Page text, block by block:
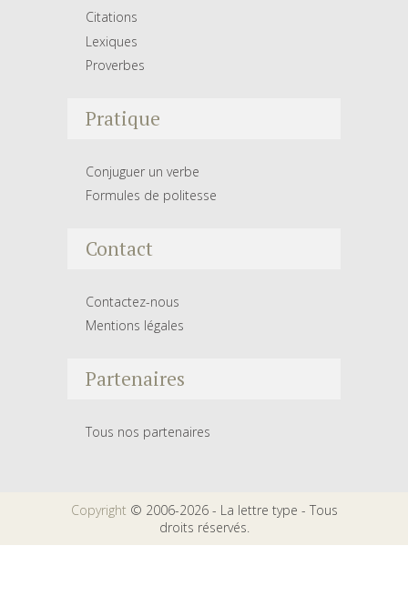
Citations
Lexiques
Proverbes
Pratique
Conjuguer un verbe
Formules de politesse
Contact
Contactez-nous
Mentions légales
Partenaires
Tous nos partenaires
Copyright © 2006-2026 - La lettre type - Tous
droits réservés.